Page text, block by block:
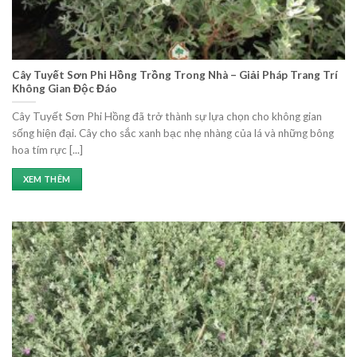
Cây Tuyết Sơn Phi Hồng Trồng Trong Nhà – Giải Pháp Trang Trí
Không Gian Độc Đáo
Cây Tuyết Sơn Phi Hồng đã trở thành sự lựa chọn cho không gian
sống hiện đại. Cây cho sắc xanh bạc nhẹ nhàng của lá và những bông
hoa tím rực [...]
XEM THÊM